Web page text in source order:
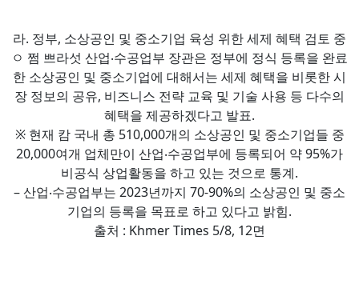
라. 정부, 소상공인 및 중소기업 육성 위한 세제 혜택 검토 중
ㅇ 쩜 쁘라섯 산업‧수공업부 장관은 정부에 정식 등록을 완료
한 소상공인 및 중소기업에 대해서는 세제 혜택을 비롯한 시
장 정보의 공유, 비즈니스 전략 교육 및 기술 사용 등 다수의
혜택을 제공하겠다고 발표.
※ 현재 캄 국내 총 510,000개의 소상공인 및 중소기업들 중
20,000여개 업체만이 산업‧수공업부에 등록되어 약 95%가
비공식 상업활동을 하고 있는 것으로 통계.
– 산업‧수공업부는 2023년까지 70-90%의 소상공인 및 중소
기업의 등록을 목표로 하고 있다고 밝힘.
출처 : Khmer Times 5/8, 12면